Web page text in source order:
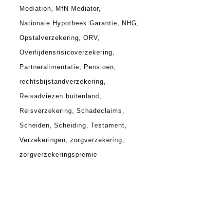
Mediation
MfN Mediator
Nationale Hypotheek Garantie
NHG
Opstalverzekering
ORV
Overlijdensrisicoverzekering
Partneralimentatie
Pensioen
rechtsbijstandverzekering
Reisadviezen buitenland
Reisverzekering
Schadeclaims
Scheiden
Scheiding
Testament
Verzekeringen
zorgverzekering
zorgverzekeringspremie